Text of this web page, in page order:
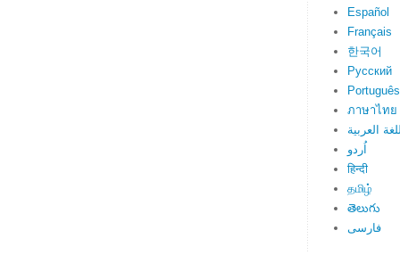
Español
Français
한국어
Русский
Português
ภาษาไทย
العربية
اُردو
हिन्दी
தமிழ்
తెలుగు
فارسی